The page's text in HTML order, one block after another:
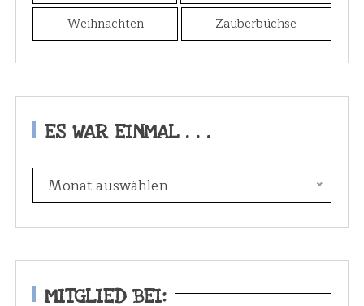
Weihnachten
Zauberbüchse
ES WAR EINMAL . . .
s
w
r
e
Monat auswählen
MITGLIED BEI: